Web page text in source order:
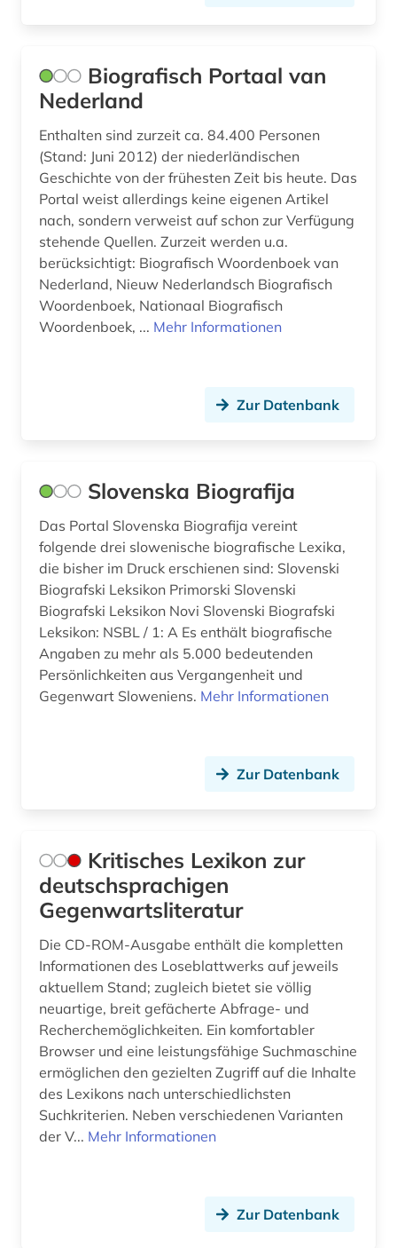
Biografisch Portaal van
Nederland
Enthalten sind zurzeit ca. 84.400 Personen
(Stand: Juni 2012) der niederländischen
Geschichte von der frühesten Zeit bis heute. Das
Portal weist allerdings keine eigenen Artikel
nach, sondern verweist auf schon zur Verfügung
stehende Quellen. Zurzeit werden u.a.
berücksichtigt: Biografisch Woordenboek van
Nederland, Nieuw Nederlandsch Biografisch
Woordenboek, Nationaal Biografisch
Woordenboek, ... Mehr Informationen
Zur Datenbank
Slovenska Biografija
Das Portal Slovenska Biografija vereint
folgende drei slowenische biografische Lexika,
die bisher im Druck erschienen sind: Slovenski
Biografski Leksikon Primorski Slovenski
Biografski Leksikon Novi Slovenski Biografski
Leksikon: NSBL / 1: A Es enthält biografische
Angaben zu mehr als 5.000 bedeutenden
Persönlichkeiten aus Vergangenheit und
Gegenwart Sloweniens. Mehr Informationen
Zur Datenbank
Kritisches Lexikon zur
deutschsprachigen
Gegenwartsliteratur
Die CD-ROM-Ausgabe enthält die kompletten
Informationen des Loseblattwerks auf jeweils
aktuellem Stand; zugleich bietet sie völlig
neuartige, breit gefächerte Abfrage- und
Recherchemöglichkeiten. Ein komfortabler
Browser und eine leistungsfähige Suchmaschine
ermöglichen den gezielten Zugriff auf die Inhalte
des Lexikons nach unterschiedlichsten
Suchkriterien. Neben verschiedenen Varianten
der V... Mehr Informationen
Zur Datenbank